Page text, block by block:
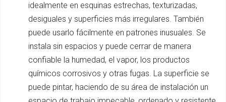
idealmente en esquinas estrechas, texturizadas,
desiguales y superficies más irregulares. También
puede usarlo fácilmente en patrones inusuales. Se
instala sin espacios y puede cerrar de manera
confiable la humedad, el vapor, los productos
químicos corrosivos y otras fugas. La superficie se
puede pintar, haciendo de su área de instalación un